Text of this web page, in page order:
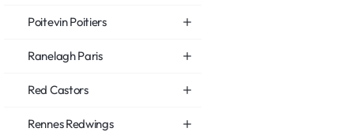
Poitevin Poitiers
Ranelagh Paris
Red Castors
Rennes Redwings